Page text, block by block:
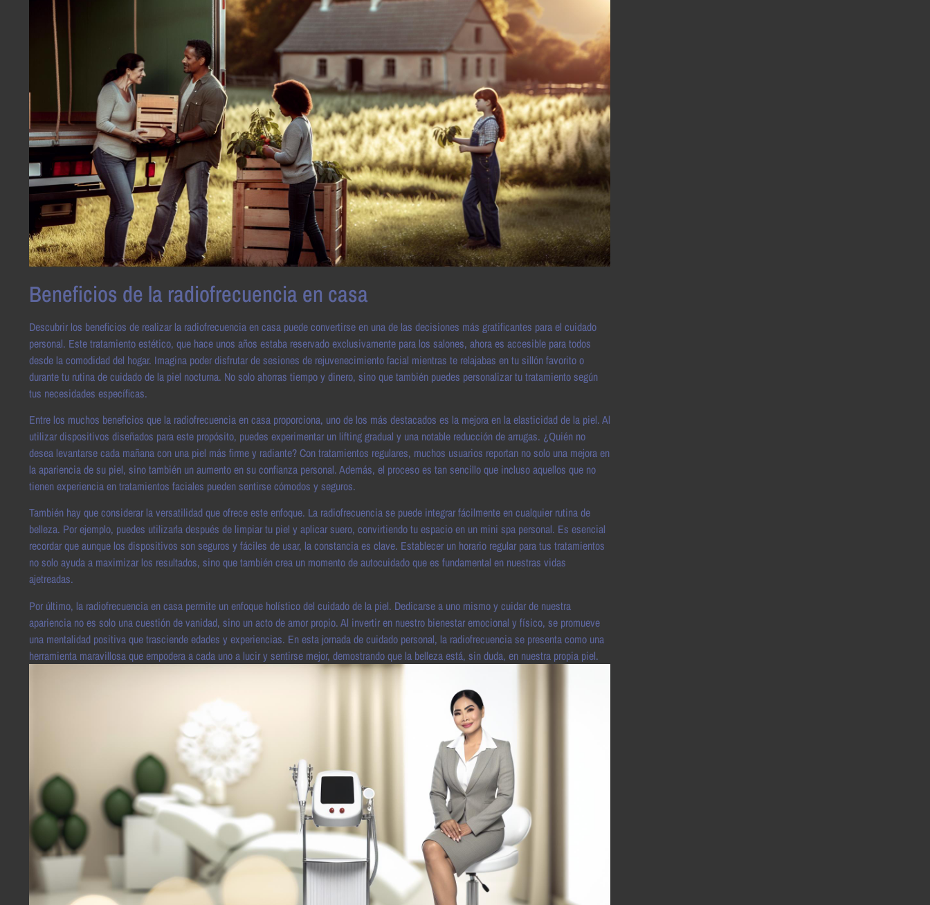
Beneficios de la radiofrecuencia en casa
Descubrir los beneficios de realizar la radiofrecuencia en casa puede convertirse en una de las decisiones más gratificantes para el cuidado
personal. Este tratamiento estético, que hace unos años estaba reservado exclusivamente para los salones, ahora es accesible para todos
desde la comodidad del hogar. Imagina poder disfrutar de sesiones de rejuvenecimiento facial mientras te relajabas en tu sillón favorito o
durante tu rutina de cuidado de la piel nocturna. No solo ahorras tiempo y dinero, sino que también puedes personalizar tu tratamiento según
tus necesidades específicas.
Entre los muchos beneficios que la radiofrecuencia en casa proporciona, uno de los más destacados es la mejora en la elasticidad de la piel. Al
utilizar dispositivos diseñados para este propósito, puedes experimentar un lifting gradual y una notable reducción de arrugas. ¿Quién no
desea levantarse cada mañana con una piel más firme y radiante? Con tratamientos regulares, muchos usuarios reportan no solo una mejora en
la apariencia de su piel, sino también un aumento en su confianza personal. Además, el proceso es tan sencillo que incluso aquellos que no
tienen experiencia en tratamientos faciales pueden sentirse cómodos y seguros.
También hay que considerar la versatilidad que ofrece este enfoque. La radiofrecuencia se puede integrar fácilmente en cualquier rutina de
belleza. Por ejemplo, puedes utilizarla después de limpiar tu piel y aplicar suero, convirtiendo tu espacio en un mini spa personal. Es esencial
recordar que aunque los dispositivos son seguros y fáciles de usar, la constancia es clave. Establecer un horario regular para tus tratamientos
no solo ayuda a maximizar los resultados, sino que también crea un momento de autocuidado que es fundamental en nuestras vidas
ajetreadas.
Por último, la radiofrecuencia en casa permite un enfoque holístico del cuidado de la piel. Dedicarse a uno mismo y cuidar de nuestra
apariencia no es solo una cuestión de vanidad, sino un acto de amor propio. Al invertir en nuestro bienestar emocional y físico, se promueve
una mentalidad positiva que trasciende edades y experiencias. En esta jornada de cuidado personal, la radiofrecuencia se presenta como una
herramienta maravillosa que empodera a cada uno a lucir y sentirse mejor, demostrando que la belleza está, sin duda, en nuestra propia piel.